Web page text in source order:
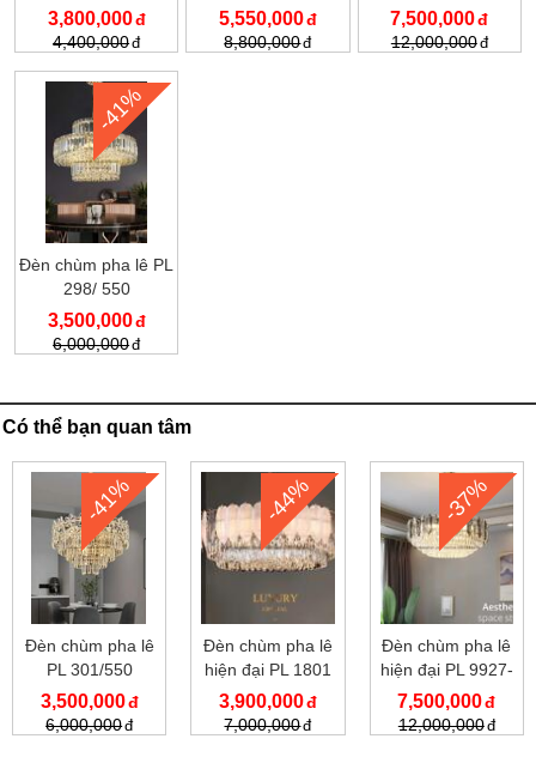
3,800,000
4,400,000
5,550,000
8,800,000
7,500,000
12,000,000
-41%
Đèn chùm pha lê PL
298/ 550
3,500,000
6,000,000
Có thể bạn quan tâm
-41%
Đèn chùm pha lê
PL 301/550
3,500,000
6,000,000
-44%
Đèn chùm pha lê
hiện đại PL 1801
/560
3,900,000
7,000,000
-37%
Đèn chùm pha lê
hiện đại PL 9927-
800
7,500,000
12,000,000